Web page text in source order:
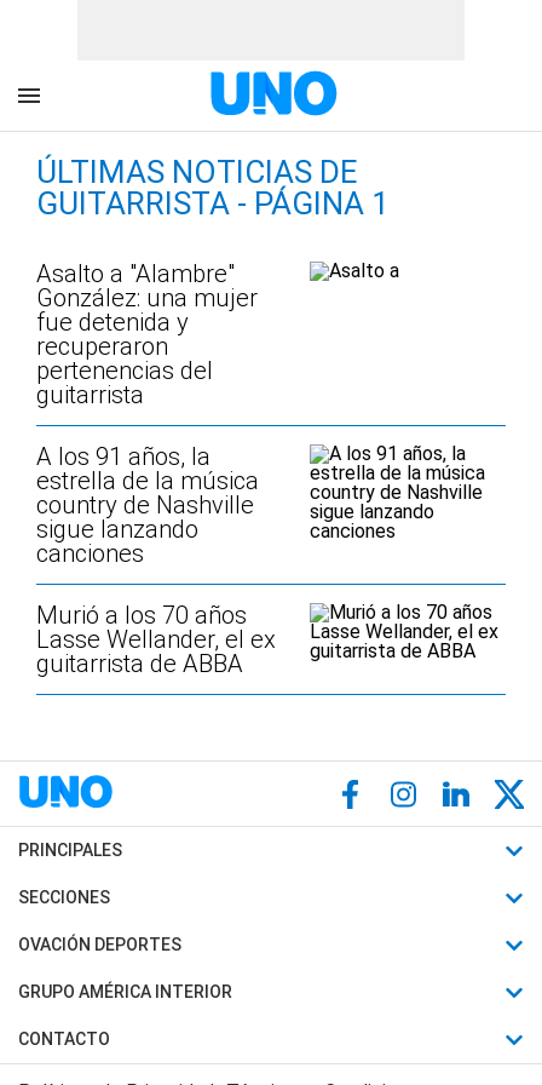
ÚLTIMAS NOTICIAS DE
GUITARRISTA - PÁGINA 1
Asalto a "Alambre"
González: una mujer
fue detenida y
recuperaron
pertenencias del
guitarrista
A los 91 años, la
estrella de la música
country de Nashville
sigue lanzando
canciones
Murió a los 70 años
Lasse Wellander, el ex
guitarrista de ABBA
PRINCIPALES
Últimas Noticias
Política
Judiciales
SECCIONES
Horóscopo
Motores
Trucos caseros
OVACIÓN DEPORTES
Fútbol
Mundial
Automovilismo
GRUPO AMÉRICA INTERIOR
Canal 7 en Vivo
CONTACTO